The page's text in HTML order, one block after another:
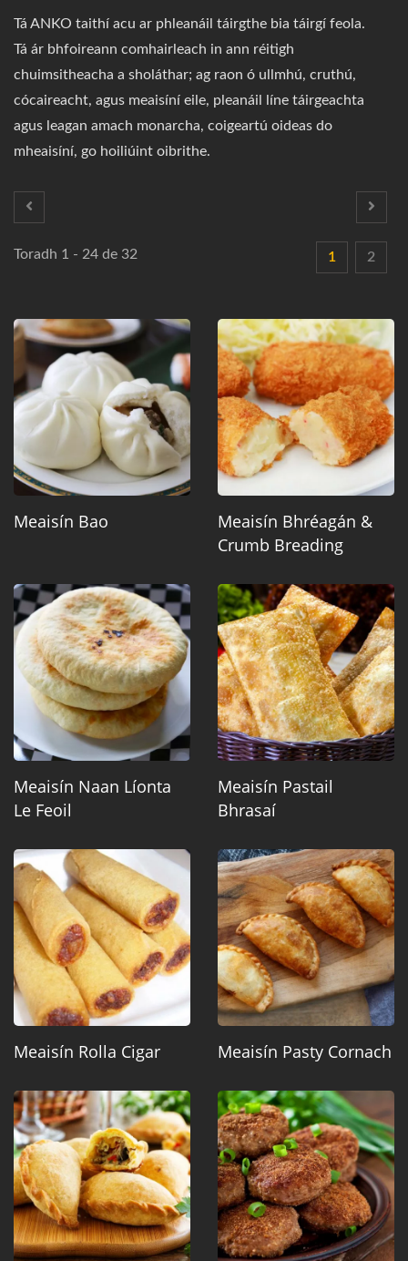
Tá ANKO taithí acu ar phleanáil táirgthe bia táirgí feola.
Tá ár bhfoireann comhairleach in ann réitigh
chuimsitheacha a sholáthar; ag raon ó ullmhú, cruthú,
cócaireacht, agus meaisíní eile, pleanáil líne táirgeachta
agus leagan amach monarcha, coigeartú oideas do
mheaisíní, go hoiliúint oibrithe.
Toradh 1 - 24 de 32 1 2
Meaisín Bao
Meaisín Bhréagán &
Crumb Breading
Meaisín Naan Líonta
Le Feoil
Meaisín Pastail
Bhrasaí
Meaisín Rolla Cigar Meaisín Pasty Cornach